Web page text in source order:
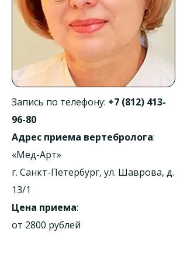
Запись по телефону: +7 (812) 413-
96-80
Адрес приема вертебролога:
«Мед-Арт»
г. Санкт-Петербург, ул. Шаврова, д.
13/1
Цена приема:
от 2800 рублей